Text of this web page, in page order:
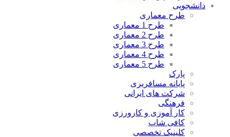
دانشجویی
طرح معماری
طرح 1 معماری
طرح 2 معماری
طرح 3 معماری
طرح 4 معماری
طرح 5 معماری
پارک
پایانه مسافربری
شرکت های ایرانی
فرهنگی
کار آموزی و کارورزی
کافی شاپ
کلینیک تخصصی